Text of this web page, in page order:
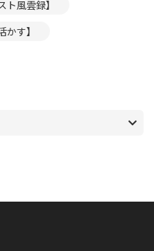
風雲録】
す】